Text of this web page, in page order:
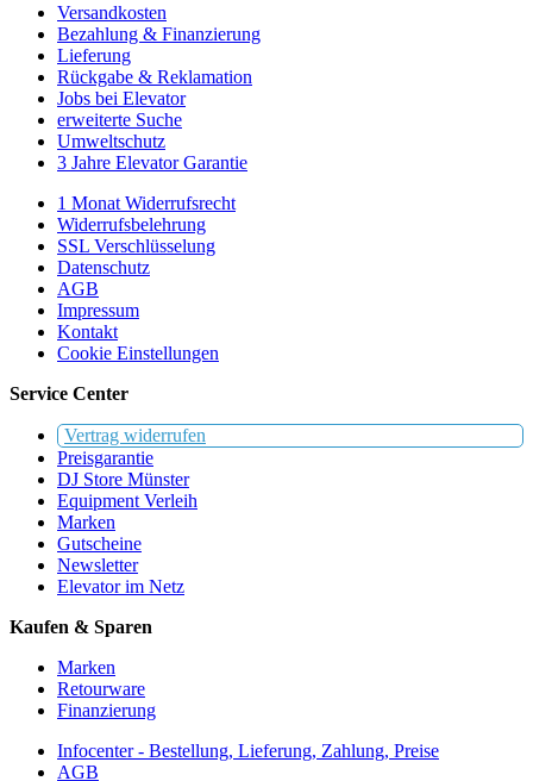
Versandkosten
Bezahlung & Finanzierung
Lieferung
Rückgabe & Reklamation
Jobs bei Elevator
erweiterte Suche
Umweltschutz
3 Jahre Elevator Garantie
1 Monat Widerrufsrecht
Widerrufsbelehrung
SSL Verschlüsselung
Datenschutz
AGB
Impressum
Kontakt
Cookie Einstellungen
Service Center
Vertrag widerrufen
Preisgarantie
DJ Store Münster
Equipment Verleih
Marken
Gutscheine
Newsletter
Elevator im Netz
Kaufen & Sparen
Marken
Retourware
Finanzierung
Infocenter - Bestellung, Lieferung, Zahlung, Preise
AGB